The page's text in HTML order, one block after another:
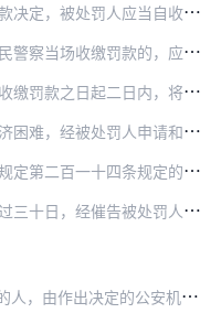
日内，到指定的银行缴纳罚款。具有下列情形之一的，公安机关及其办案人民警察可以当场收缴罚款，法律另…
统一制发的罚款收据。对不出具省级或者国家财政部门统一制发的罚款收据的，被处罚人有权拒绝缴纳罚款。
安机关；在水上当场收缴的罚款，应当自抵岸之日起二日内将当场收缴的罚款交至其所属公安机关；在旅客列…
作出处罚决定的公安机关批准，可以暂缓或者分期缴纳罚款。
限内缴纳罚款的，作出行政处罚决定的公安机关可以采取下列措施：
罚决定的公安机关可以按照本规定第二百零六条的规定向所在地有管辖权的人民法院申请强制执行。
关送达拘留所执行。对抗拒执行的，可以使用约束性警械。